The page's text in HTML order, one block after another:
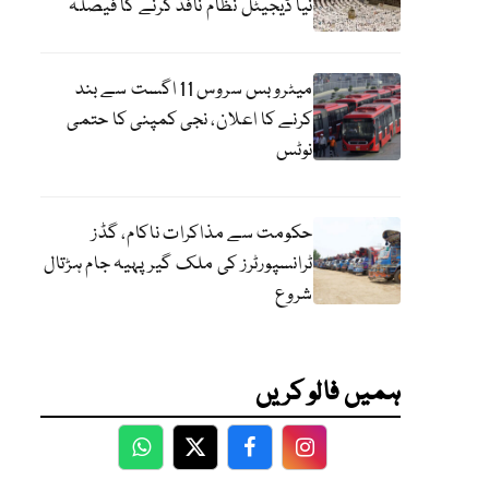
نیا ڈیجیٹل نظام نافذ کرنے کا فیصلہ
میٹرو بس سروس 11 اگست سے بند
کرنے کا اعلان، نجی کمپنی کا حتمی
نوٹس
حکومت سے مذاکرات ناکام، گڈز
ٹرانسپورٹرز کی ملک گیر پہیہ جام ہڑتال
شروع
ہمیں فالو کریں
WhatsApp
TwitterFacebookFacebook